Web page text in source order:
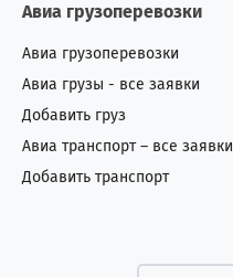
Авиа грузоперевозки
Авиа грузоперевозки
Авиа грузы - все заявки
Добавить груз
Авиа транспорт – все заявки
Добавить транспорт